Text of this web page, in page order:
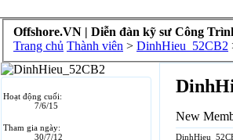
Offshore.VN | Diễn đàn kỹ sư Công
Trang chủ Thành viên > DinhHieu_52CB2
Hoạt động cuối:
7/6/15
Tham gia ngày:
30/7/12
New